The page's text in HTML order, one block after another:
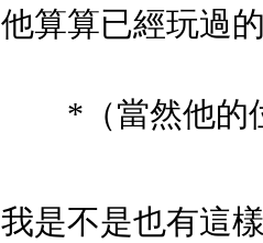
他算算已經玩過
*（當然他的
我是不是也有這